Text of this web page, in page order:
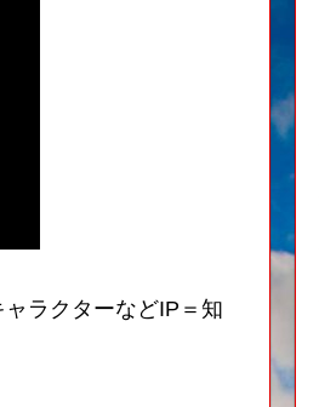
ラクターなどIP＝知